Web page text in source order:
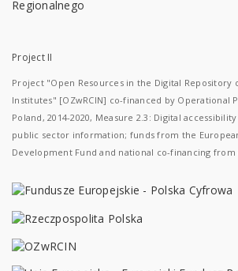
Project II
Project "Open Resources in the Digital Repository
Institutes" [OZwRCIN] co-financed by Operational
Poland, 2014-2020, Measure 2.3: Digital
public sector information; funds from the
Development Fund and national co-financing